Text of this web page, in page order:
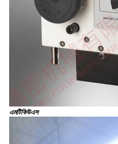
এমটিকিউএস